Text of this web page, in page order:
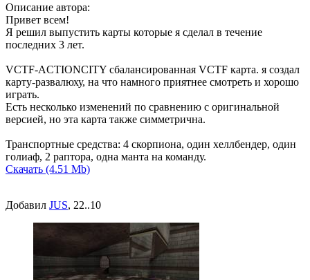
Описание автора:
Привет всем!
Я решил выпустить карты которые я сделал в течение
последних 3 лет.
VCTF-ACTIONCITY сбалансированная VCTF карта. я создал
карту-развалюху, на что намного приятнее смотреть и хорошо
играть.
Есть несколько изменений по сравнению с оригинальной
версией, но эта карта также симметрична.
Транспортные средства: 4 скорпиона, один хеллбендер, один
голиаф, 2 раптора, одна манта на команду.
Скачать (4.51 Mb)
Добавил JUS, 22..10